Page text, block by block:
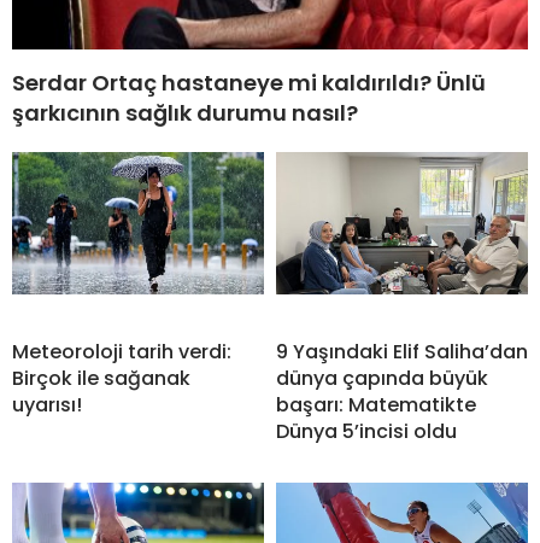
Serdar Ortaç hastaneye mi kaldırıldı? Ünlü
şarkıcının sağlık durumu nasıl?
Meteoroloji tarih verdi:
Birçok ile sağanak
uyarısı!
9 Yaşındaki Elif Saliha’dan
dünya çapında büyük
başarı: Matematikte
Dünya 5’incisi oldu